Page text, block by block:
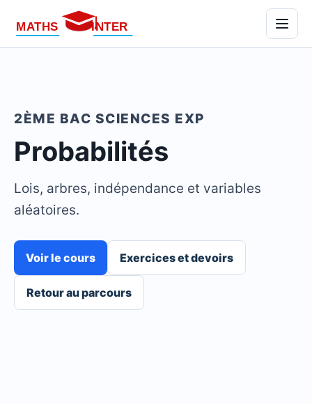
Menu
2ÈME BAC SCIENCES EXP
Probabilités
Lois, arbres, indépendance et variables
aléatoires.
Voir le cours Exercices et devoirs
Retour au parcours